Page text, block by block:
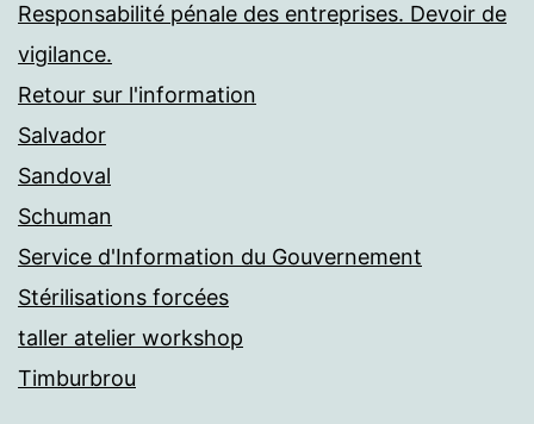
Responsabilité pénale des entreprises. Devoir de
vigilance.
Retour sur l'information
Salvador
Sandoval
Schuman
Service d'Information du Gouvernement
Stérilisations forcées
taller atelier workshop
Timburbrou